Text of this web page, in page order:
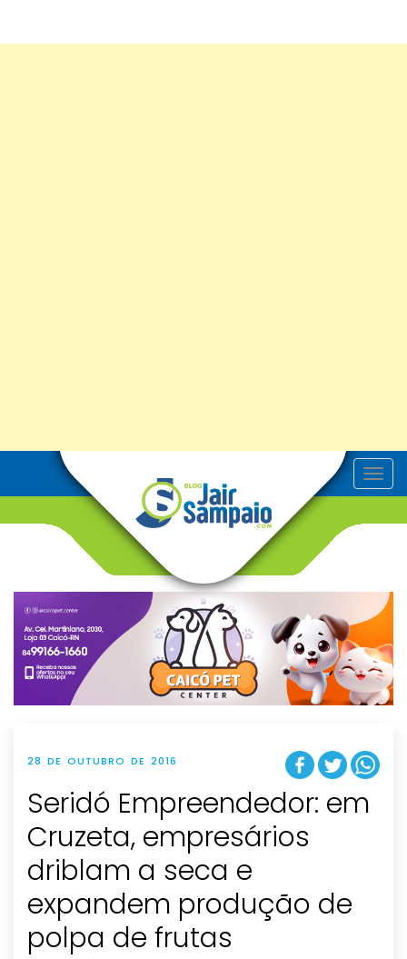
T
o
v
g
t
i
o
n
28 DE OUTUBRO DE 2016
Seridó Empreendedor: em
Cruzeta, empresários
driblam a seca e
expandem produção de
polpa de frutas